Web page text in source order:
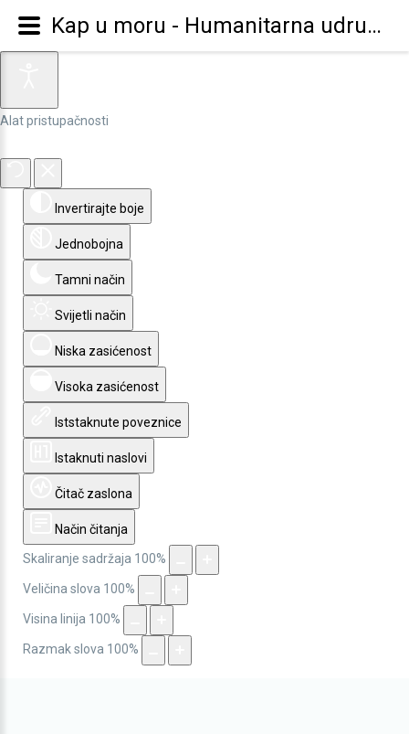
Alat pristupačnosti
Invertirajte boje
Jednobojna
Tamni način
Svijetli način
Niska zasićenost
Visoka zasićenost
Iststaknute poveznice
Istaknuti naslovi
Čitač zaslona
Način čitanja
Skaliranje sadržaja 100%
Veličina slova 100%
Visina linija 100%
Razmak slova 100%
Kap u moru - Humanitarna udruga za djecu, mlade i obitelj - Otok Korčula - Dobrodošli na nove stranice udruge